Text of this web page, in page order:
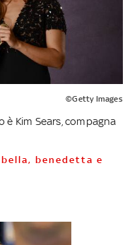
©Getty Images
Kim Sears, compagna